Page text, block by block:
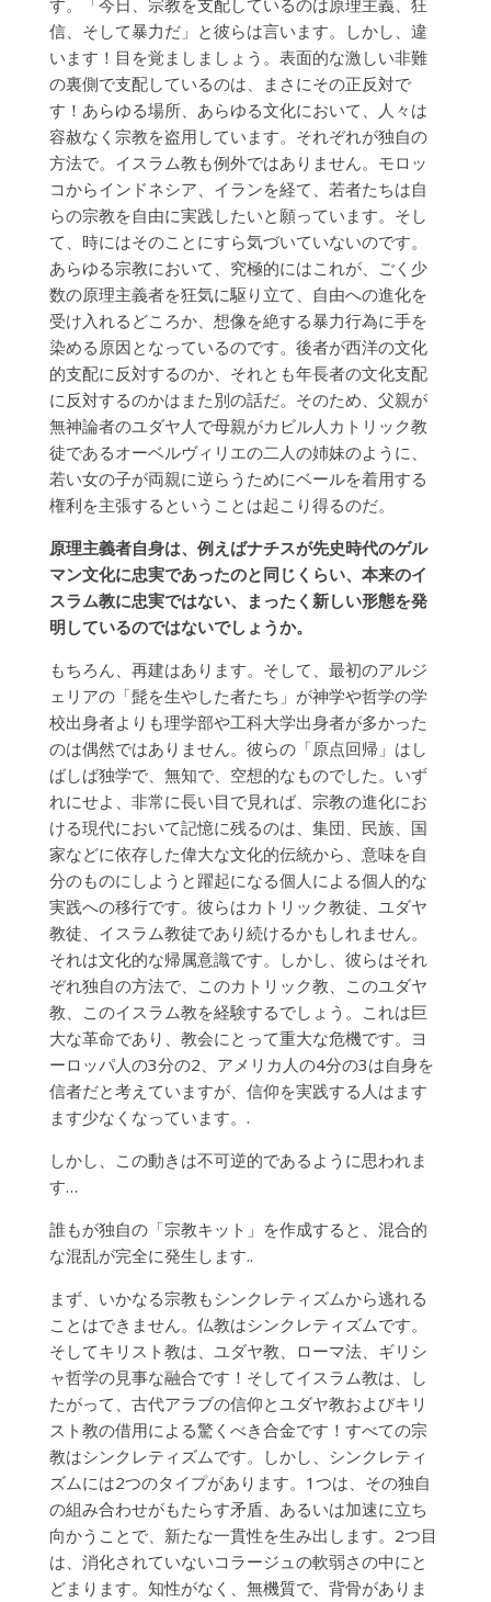
す。「今日、宗教を支配しているのは原理主義、狂
信、そして暴力だ」と彼らは言います。しかし、違
います！目を覚ましましょう。表面的な激しい非難
の裏側で支配しているのは、まさにその正反対で
す！あらゆる場所、あらゆる文化において、人々は
容赦なく宗教を盗用しています。それぞれが独自の
方法で。イスラム教も例外ではありません。モロッ
コからインドネシア、イランを経て、若者たちは自
らの宗教を自由に実践したいと願っています。そし
て、時にはそのことにすら気づいていないのです。
あらゆる宗教において、究極的にはこれが、ごく少
数の原理主義者を狂気に駆り立て、自由への進化を
受け入れるどころか、想像を絶する暴力行為に手を
染める原因となっているのです。後者が西洋の文化
的支配に反対するのか、それとも年長者の文化支配
に反対するのかはまた別の話だ。そのため、父親が
無神論者のユダヤ人で母親がカビル人カトリック教
徒であるオーベルヴィリエの二人の姉妹のように、
若い女の子が両親に逆らうためにベールを着用する
権利を主張するということは起こり得るのだ。
原理主義者自身は、例えばナチスが先史時代のゲル
マン文化に忠実であったのと同じくらい、本来のイ
スラム教に忠実ではない、まったく新しい形態を発
明しているのではないでしょうか。
もちろん、再建はあります。そして、最初のアルジ
ェリアの「髭を生やした者たち」が神学や哲学の学
校出身者よりも理学部や工科大学出身者が多かった
のは偶然ではありません。彼らの「原点回帰」はし
ばしば独学で、無知で、空想的なものでした。いず
れにせよ、非常に長い目で見れば、宗教の進化にお
ける現代において記憶に残るのは、集団、民族、国
家などに依存した偉大な文化的伝統から、意味を自
分のものにしようと躍起になる個人による個人的な
実践への移行です。彼らはカトリック教徒、ユダヤ
教徒、イスラム教徒であり続けるかもしれません。
それは文化的な帰属意識です。しかし、彼らはそれ
ぞれ独自の方法で、このカトリック教、このユダヤ
教、このイスラム教を経験するでしょう。これは巨
大な革命であり、教会にとって重大な危機です。ヨ
ーロッパ人の3分の2、アメリカ人の4分の3は自身を
信者だと考えていますが、信仰を実践する人はます
ます少なくなっています。.
しかし、この動きは不可逆的であるように思われま
す…
誰もが独自の「宗教キット」を作成すると、混合的
な混乱が完全に発生します..
まず、いかなる宗教もシンクレティズムから逃れる
ことはできません。仏教はシンクレティズムです。
そしてキリスト教は、ユダヤ教、ローマ法、ギリシ
ャ哲学の見事な融合です！そしてイスラム教は、し
たがって、古代アラブの信仰とユダヤ教およびキリ
スト教の借用による驚くべき合金です！すべての宗
教はシンクレティズムです。しかし、シンクレティ
ズムには2つのタイプがあります。1つは、その独自
の組み合わせがもたらす矛盾、あるいは加速に立ち
向かうことで、新たな一貫性を生み出します。2つ目
は、消化されていないコラージュの軟弱さの中にと
どまります。知性がなく、無機質で、背骨がありま